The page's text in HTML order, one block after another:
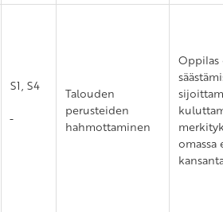
S1, S4
Talouden
perusteiden
hahmottaminen
Oppilas
omassa